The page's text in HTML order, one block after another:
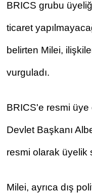
BRICS grubu
ticaret
belirten Milei,
vurguladı.
BRICS'e resmi
Devlet Başkanı
resmi olarak üyelik
Milei, ayrıca dış